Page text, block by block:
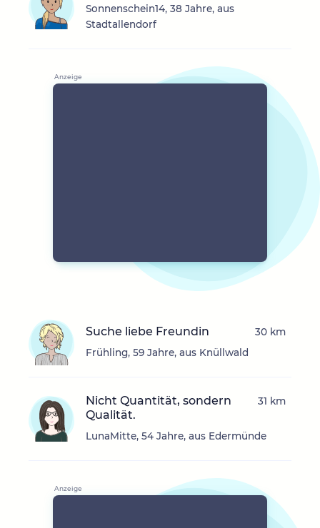
Sonnenschein14, 38 Jahre, aus
Stadtallendorf
Suche liebe Freundin
Frühling, 59 Jahre, aus Knüllwald
30 km
Nicht Quantität, sondern
Qualität.
LunaMitte, 54 Jahre, aus Edermünde
31 km